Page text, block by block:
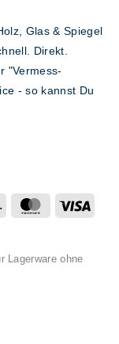
Glas & Spiegel
Direkt.
"Vermess-
- so kannst Du
Klarna MasterCard
Lagerware ohne